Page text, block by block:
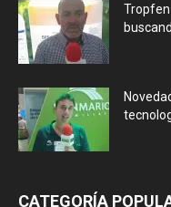
CATEGORÍA